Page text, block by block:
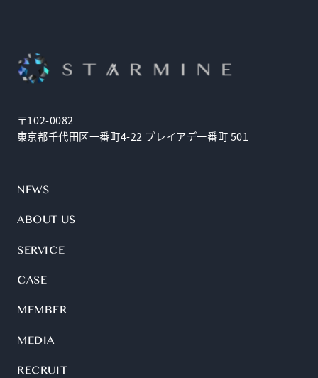
〒102-0082
東京都千代田区一番町4-22 プレイアデ一番町 501
NEWS
ABOUT US
SERVICE
CASE
MEMBER
MEDIA
RECRUIT